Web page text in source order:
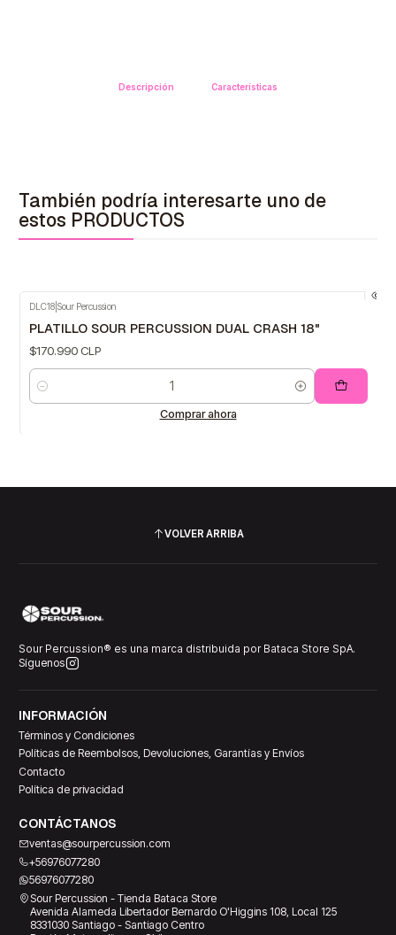
Descripción Características
También podría interesarte uno de
estos PRODUCTOS
DLC18| Sour Percussion
PLATILLO SOUR PERCUSSION DUAL CRASH 18"
$170.990 CLP
Cantidad
Comprar ahora
VOLVER ARRIBA
Sour Percussion® es una marca distribuida por Bataca Store SpA.
Síguenos
INFORMACIÓN
Términos y Condiciones
Políticas de Reembolsos, Devoluciones, Garantías y Envíos
Contacto
Política de privacidad
CONTÁCTANOS
ventas@sourpercussion.com
+56976077280
56976077280
Sour Percussion - Tienda Bataca Store
Avenida Alameda Libertador Bernardo O'Higgins 108, Local 125
8331030 Santiago - Santiago Centro